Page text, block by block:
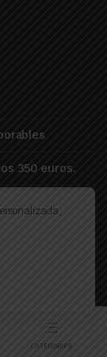
350 euros.
CATEGORIES